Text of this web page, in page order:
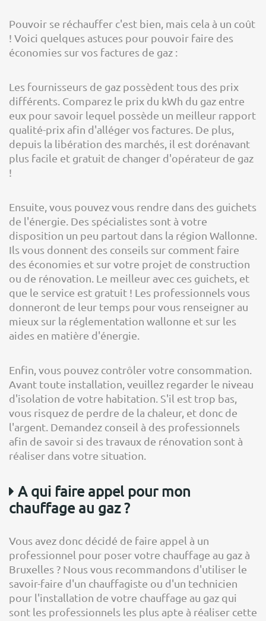
Pouvoir se réchauffer c'est bien, mais cela à un coût
! Voici quelques astuces pour pouvoir faire des
économies sur vos factures de gaz :
Les fournisseurs de gaz possèdent tous des prix
différents. Comparez le prix du kWh du gaz entre
eux pour savoir lequel possède un meilleur rapport
qualité-prix afin d'alléger vos factures. De plus,
depuis la libération des marchés, il est dorénavant
plus facile et gratuit de changer d'opérateur de gaz
!
Ensuite, vous pouvez vous rendre dans des guichets
de l'énergie. Des spécialistes sont à votre
disposition un peu partout dans la région Wallonne.
Ils vous donnent des conseils sur comment faire
des économies et sur votre projet de construction
ou de rénovation. Le meilleur avec ces guichets, et
que le service est gratuit ! Les professionnels vous
donneront de leur temps pour vous renseigner au
mieux sur la réglementation wallonne et sur les
aides en matière d'énergie.
Enfin, vous pouvez contrôler votre consommation.
Avant toute installation, veuillez regarder le niveau
d'isolation de votre habitation. S'il est trop bas,
vous risquez de perdre de la chaleur, et donc de
l'argent. Demandez conseil à des professionnels
afin de savoir si des travaux de rénovation sont à
réaliser dans votre situation.
A qui faire appel pour mon
chauffage au gaz ?
Vous avez donc décidé de faire appel à un
professionnel pour poser votre chauffage au gaz à
Bruxelles ? Nous vous recommandons d'utiliser le
savoir-faire d'un chauffagiste ou d'un technicien
pour l'installation de votre chauffage au gaz qui
sont les professionnels les plus apte à réaliser cette